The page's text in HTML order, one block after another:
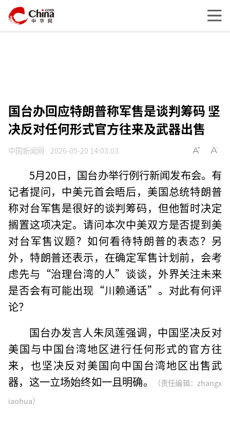
国台办回应特朗普称军售是谈判筹码 坚
决反对任何形式官方往来及武器出售
中国新闻网 2026-05-20 14:03:03
5月20日，国台办举行例行新闻发布会。有
记者提问，中美元首会晤后，美国总统特朗普
称对台军售是很好的谈判筹码，但他暂时决定
搁置这项决定。请问本次中美双方是否提到美
对台军售议题？如何看待特朗普的表态？另
外，特朗普还表示，在确定军售计划前，会考
虑先与“治理台湾的人”谈谈，外界关注未来
是否会有可能出现“川赖通话”。对此有何评
论？
国台办发言人朱凤莲强调，中国坚决反对
美国与中国台湾地区进行任何形式的官方往
来，也坚决反对美国向中国台湾地区出售武
器，这一立场始终如一且明确。
（责任编辑：zhangx
iaohua）